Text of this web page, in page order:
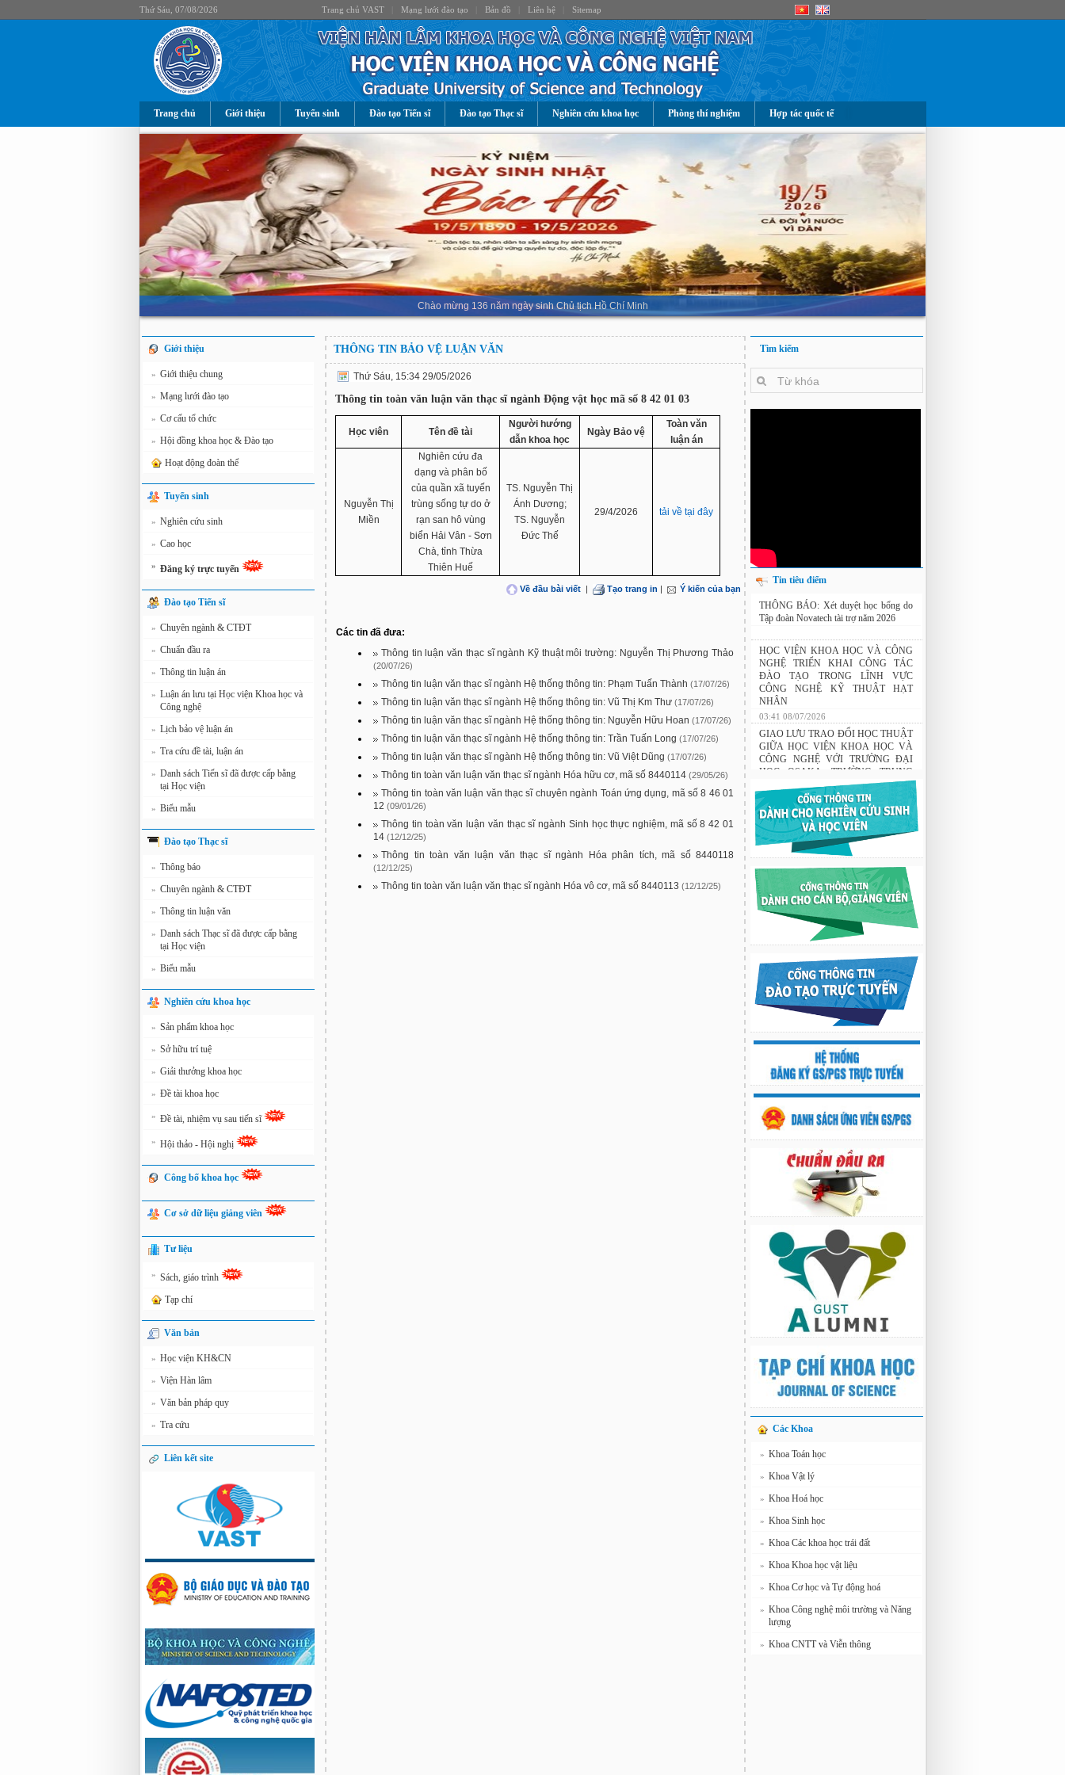
Thứ Sáu, 07/08/2026 Trang chủ VAST| Mạng lưới đào tạo Bản đồ Liên hệ| Sitemap
Trang chủ Giới thiệu Tuyển sinh Đào tạo Tiến sĩ Đào tạo Thạc sĩ Nghiên cứu khoa học Phòng thí nghiệm Hợp tác quốc tế
Chào mừng 136 năm ngày sinh Chủ tịch Hồ Chí Minh
Giới thiệu
» Giới thiệu chung
» Mạng lưới đào tạo
» Cơ cấu tổ chức
» Hội đồng khoa học & Đào tạo
Hoạt động đoàn thể
Tuyển sinh
» Nghiên cứu sinh
» Cao học
» Đăng ký trực tuyến
Đào tạo Tiến sĩ
» Chuyên ngành & CTĐT
» Chuẩn đầu ra
» Thông tin luận án
» Luận án lưu tại Học viện Khoa học và
Công nghệ
» Lịch bảo vệ luận án
» Tra cứu đề tài, luận án
» Danh sách Tiến sĩ đã được cấp bằng
tại Học viện
» Biểu mẫu
Đào tạo Thạc sĩ
» Thông báo
» Chuyên ngành & CTĐT
» Thông tin luận văn
» Danh sách Thạc sĩ đã được cấp bằng
tại Học viện
» Biểu mẫu
Nghiên cứu khoa học
» Sản phẩm khoa học
» Sở hữu trí tuệ
» Giải thưởng khoa học
» Đề tài khoa học
» Đề tài, nhiệm vụ sau tiến sĩ
» Hội thảo - Hội nghị
Công bố khoa học
Cơ sở dữ liệu giảng viên
Tư liệu
» Sách, giáo trình
Tạp chí
Văn bản
» Học viện KH&CN
» Viện Hàn lâm
» Văn bản pháp quy
» Tra cứu
Liên kết site
THÔNG TIN BẢO VỆ LUẬN VĂN
Thứ Sáu, 15:34 29/05/2026
Thông tin toàn văn luận văn thạc sĩ ngành Động vật học mã số 8 42 01 03
Học viên Tên đề tài
Người hướng
dẫn khoa học
Ngày Bảo vệ
Toàn văn
luận án
Nguyễn Thị
Miền
Nghiên cứu đa
dạng và phân bố
của quần xã tuyến
trùng sống tự do ở
rạn san hô vùng
biển Hải Vân - Sơn
Chà, tỉnh Thừa
Thiên Huế
TS. Nguyễn Thị
Ánh Dương;
TS. Nguyễn
Đức Thế
29/4/2026 tải về tại đây
Về đầu bài viết | Tạo trang in | Ý kiến của bạn
Các tin đã đưa:
Thông tin luận văn thạc sĩ ngành Kỹ thuật môi trường: Nguyễn Thị Phương Thảo
(20/07/26)
Thông tin luận văn thạc sĩ ngành Hệ thống thông tin: Phạm Tuấn Thành (17/07/26)
Thông tin luận văn thạc sĩ ngành Hệ thống thông tin: Vũ Thị Km Thư (17/07/26)
Thông tin luận văn thạc sĩ ngành Hệ thống thông tin: Nguyễn Hữu Hoan (17/07/26)
Thông tin luận văn thạc sĩ ngành Hệ thống thông tin: Trần Tuấn Long (17/07/26)
Thông tin luận văn thạc sĩ ngành Hệ thống thông tin: Vũ Việt Dũng (17/07/26)
Thông tin toàn văn luận văn thạc sĩ ngành Hóa hữu cơ, mã số 8440114 (29/05/26)
Thông tin toàn văn luận văn thạc sĩ chuyên ngành Toán ứng dụng, mã số 8 46 01
12 (09/01/26)
Thông tin toàn văn luận văn thạc sĩ ngành Sinh học thực nghiệm, mã số 8 42 01
14 (12/12/25)
Thông tin toàn văn luận văn thạc sĩ ngành Hóa phân tích, mã số 8440118
(12/12/25)
Thông tin toàn văn luận văn thạc sĩ ngành Hóa vô cơ, mã số 8440113 (12/12/25)
Tìm kiếm
Tin tiêu điểm
THÔNG BÁO: Xét duyệt học bổng do
Tập đoàn Novatech tài trợ năm 2026
HỌC VIỆN KHOA HỌC VÀ CÔNG
NGHỆ TRIỂN KHAI CÔNG TÁC
ĐÀO TẠO TRONG LĨNH VỰC
CÔNG NGHỆ KỸ THUẬT HẠT
NHÂN
03:41 08/07/2026
GIAO LƯU TRAO ĐỔI HỌC THUẬT
GIỮA HỌC VIỆN KHOA HỌC VÀ
CÔNG NGHỆ VỚI TRƯỜNG ĐẠI
HỌC OSAKA, TRƯỜNG TRUNG
HỌC HYOGO (NHẬT BẢN) VÀ
TRƯỜNG TRUNG HỌC PHỔ
THÔNG CHUYÊN KHOA HỌC TỰ
NHIÊN
02:22 23/07/2026
THÔNG BÁO: Về việc đăng ký tham
gia lớp bồi dưỡng nghiệp vụ sư phạm
cho giảng viên.
03:12 29/07/2026
Nghiên cứu chế tạo hệ thống xác định
hướng vật thể độ chính xác cao dựa trên
từ kế và vật liệu biến hóa
Các Khoa
» Khoa Toán học
» Khoa Vật lý
» Khoa Hoá học
» Khoa Sinh học
» Khoa Các khoa học trái đất
» Khoa Khoa học vật liệu
» Khoa Cơ học và Tự động hoá
» Khoa Công nghệ môi trường và Năng
lượng
» Khoa CNTT và Viễn thông